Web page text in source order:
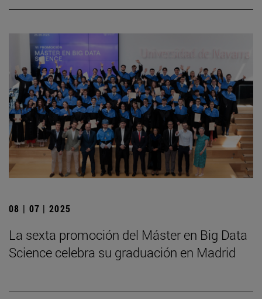
08 | 07 | 2025
La sexta promoción del Máster en Big Data
Science celebra su graduación en Madrid